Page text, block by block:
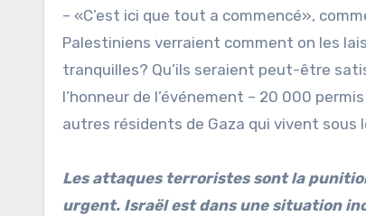
– «C’est ici que tout a commencé»,
Palestiniens verraient comment on les
tranquilles? Qu’ils seraient peut-être
l’honneur de l’événement – 20 000
autres résidents de Gaza qui vivent sous
Les attaques terroristes sont la
urgent. Israël est dans une situation